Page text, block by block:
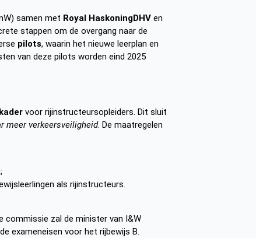
samen met Royal HaskoningDHV en
stappen om de overgang naar de
pilots, waarin het nieuwe leerplan en
van deze pilots worden eind 2025
voor rijinstructeursopleiders. Dit sluit
meer verkeersveiligheid. De maatregelen
als rijinstructeurs.
commissie zal de minister van I&W
exameneisen voor het rijbewijs B.